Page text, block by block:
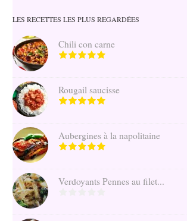
LES RECETTES LES PLUS REGARDÉES
Chili con carne
Rougail saucisse
Aubergines à la napolitaine
Verdoyants Pennes au filet...